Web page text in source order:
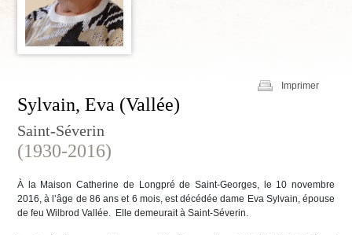
Imprimer
Sylvain, Eva (Vallée)
Saint-Séverin
(1930-2016)
À la Maison Catherine de Longpré de Saint-Georges, le 10 novembre
2016, à l’âge de 86 ans et 6 mois, est décédée dame Eva Sylvain, épouse
de feu Wilbrod Vallée. Elle demeurait à Saint-Séverin.